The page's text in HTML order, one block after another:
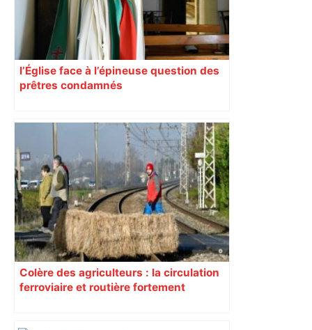
l’Église face à l’épineuse question des
prêtres condamnés
Colère des agriculteurs : la circulation
ferroviaire et routière fortement